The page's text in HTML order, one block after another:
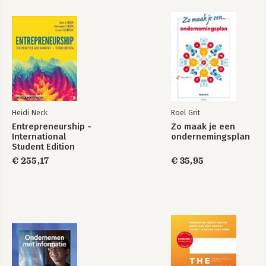
Heidi Neck
Entrepreneurship -
International
Student Edition
€ 255,17
Roel Grit
Zo maak je een
ondernemingsplan
€ 35,95